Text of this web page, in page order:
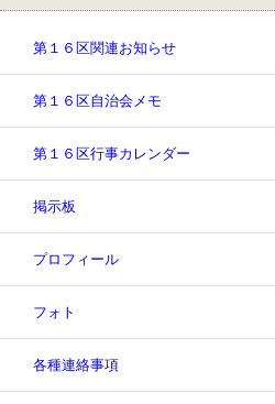
第１６区関連お知らせ
第１６区自治会メモ
第１６区行事カレンダー
掲示板
プロフィール
フォト
各種連絡事項